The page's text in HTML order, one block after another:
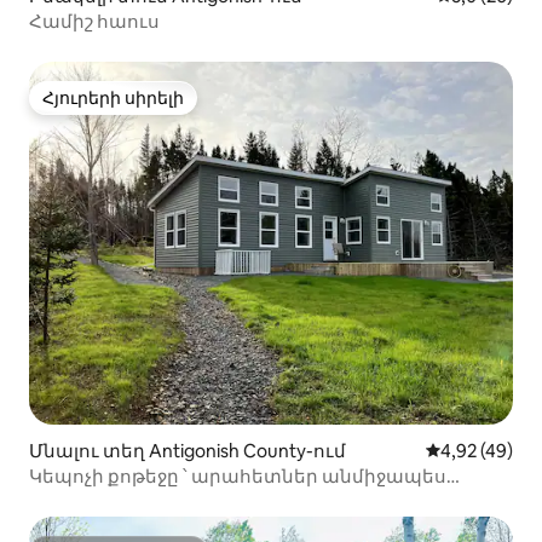
Համիշ հաուս
Հյուրերի սիրելի
Հյուրերի սիրելի
Մնալու տեղ Antigonish County-ում Միջին
4,92 (49)
Կեպոչի քոթեջը ՝ արահետներ անմիջապես